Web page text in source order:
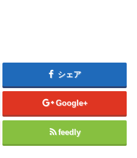
シェア
Google+
feedly